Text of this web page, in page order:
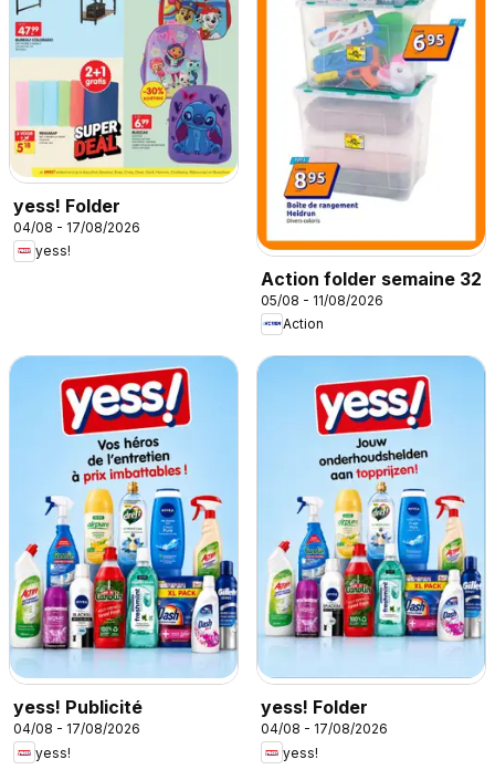
yess! Folder
04/08 - 17/08/2026
yess!
Action folder semaine 32
05/08 - 11/08/2026
Action
yess! Publicité
04/08 - 17/08/2026
yess!
yess! Folder
04/08 - 17/08/2026
yess!